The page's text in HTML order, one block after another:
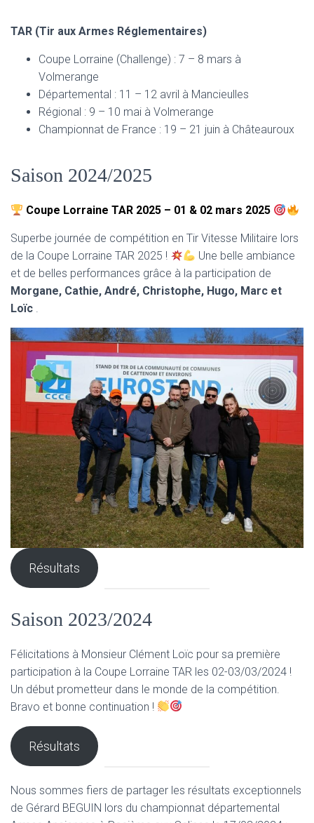
TAR (Tir aux Armes Réglementaires)
Coupe Lorraine (Challenge) : 7 – 8 mars à
Volmerange
Départemental : 11 – 12 avril à Mancieulles
Régional : 9 – 10 mai à Volmerange
Championnat de France : 19 – 21 juin à Châteauroux
Saison 2024/2025
Coupe Lorraine TAR 2025 – 01 & 02 mars 2025
Superbe journée de compétition en Tir Vitesse Militaire lors
de la Coupe Lorraine TAR 2025 !
Une belle ambiance
et de belles performances grâce à la participation de
Morgane, Cathie, André, Christophe, Hugo, Marc et
Loïc .
Résultats
Saison 2023/2024
Félicitations à Monsieur Clément Loïc pour sa première
participation à la Coupe Lorraine TAR les 02-03/03/2024 !
Un début prometteur dans le monde de la compétition.
Bravo et bonne continuation !
Résultats
Nous sommes fiers de partager les résultats exceptionnels
de Gérard BEGUIN lors du championnat départemental